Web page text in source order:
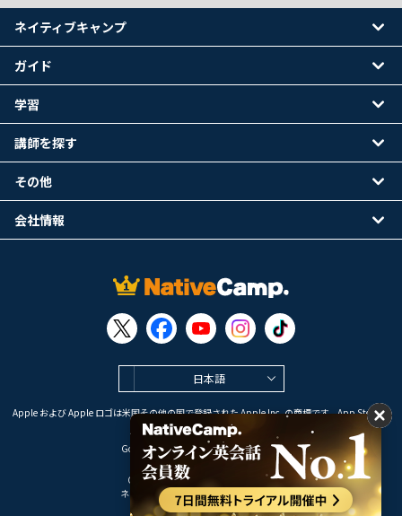
日本語
Apple および Apple ロゴは米国その他の国で登録された Apple Inc. の商標です。App Store は
Apple Inc. のサービスマークです。
Google Play は Google LLC の商標です。
Copyright © 2026 オンライン英会話
ネイティブキャンプ All Rights Reserved.
ネイティブキャンプ
ガイド
学習
講師を探す
その他
会社情報